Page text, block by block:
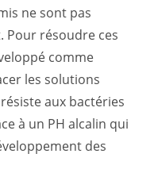
ne sont pas
Pour résoudre ces
comme
les solutions
aux bactéries
à un PH alcalin qui
des